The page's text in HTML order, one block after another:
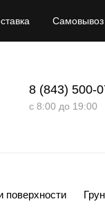
Самовывоз
8 (843) 500-
с 8:00 до 19:00
поверхности